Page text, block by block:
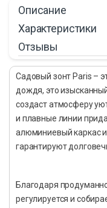
Описание
Характеристики
Отзывы
Садовый зонт Paris –
дождя, это
создаст атмосферу
и плавные линии
алюминиевый каркас
гарантируют
Благодаря
регулируется и